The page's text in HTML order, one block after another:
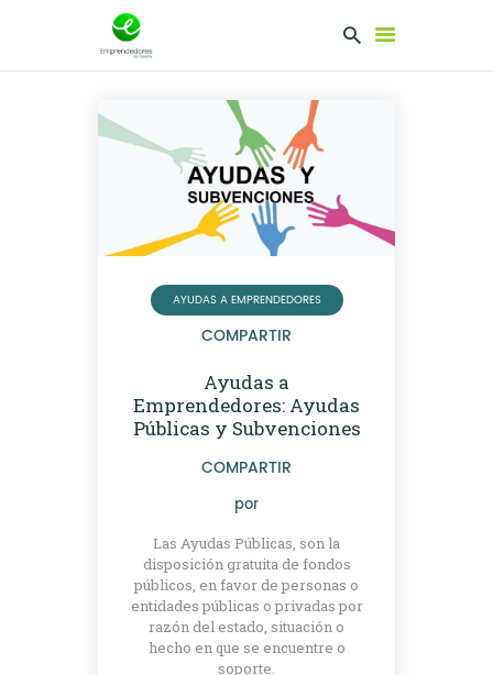
EMPRENDEDORES
PRESENTA TU
PROYECTO
SERVICIOS
EMPRENDEDORES
NETWORKING
AYUDAS A EMPRENDEDORES
COMPARTIR
Ayudas a
Emprendedores: Ayudas
Públicas y Subvenciones
COMPARTIR
por
Las Ayudas Públicas, son la
disposición gratuita de fondos
públicos, en favor de personas o
entidades públicas o privadas por
razón del estado, situación o
hecho en que se encuentre o
soporte.